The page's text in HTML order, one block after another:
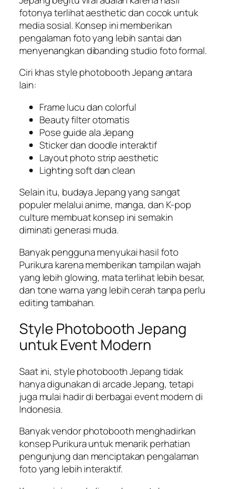
fotonya terlihat aesthetic dan cocok untuk
media sosial. Konsep ini memberikan
pengalaman foto yang lebih santai dan
menyenangkan dibanding studio foto formal.
Ciri khas style photobooth Jepang antara
lain:
Frame lucu dan colorful
Beauty filter otomatis
Pose guide ala Jepang
Sticker dan doodle interaktif
Layout photo strip aesthetic
Lighting soft dan clean
Selain itu, budaya Jepang yang sangat
populer melalui anime, manga, dan K-pop
culture membuat konsep ini semakin
diminati generasi muda.
Banyak pengguna menyukai hasil foto
Purikura karena memberikan tampilan wajah
yang lebih glowing, mata terlihat lebih besar,
dan tone warna yang lebih cerah tanpa perlu
editing tambahan.
Style Photobooth Jepang
untuk Event Modern
Saat ini, style photobooth Jepang tidak
hanya digunakan di arcade Jepang, tetapi
juga mulai hadir di berbagai event modern di
Indonesia.
Banyak vendor photobooth menghadirkan
konsep Purikura untuk menarik perhatian
pengunjung dan menciptakan pengalaman
foto yang lebih interaktif.